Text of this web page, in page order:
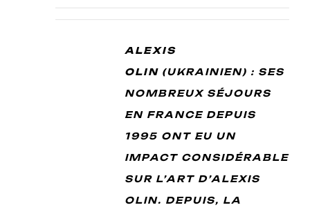
ALEXIS
OLIN(UKRAINIEN) : SES
NOMBREUX SÉJOURS
EN FRANCE DEPUIS
1995 ONT EU UN
IMPACT CONSIDÉRABLE
SUR L’ART D’ALEXIS
OLIN. DEPUIS, LA